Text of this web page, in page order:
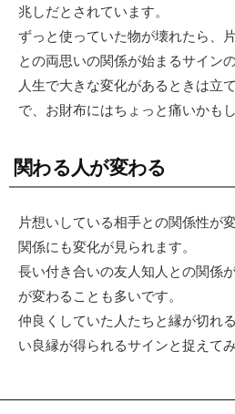
兆しだとされています。
ずっと使っていた物が壊れたら、
との両思いの関係が始まるサイン
人生で大きな変化があるときは立
で、お財布にはちょっと痛いかもし
関わる人が変わる
片想いしている相手との関係性が
関係にも変化が見られます。
長い付き合いの友人知人との関係
が変わることも多いです。
仲良くしていた人たちと縁が切れ
い良縁が得られるサインと捉えて